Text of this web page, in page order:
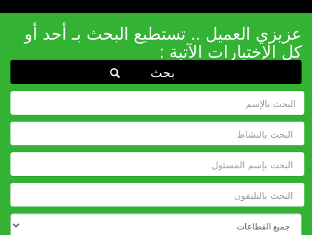
عزيزي العميل .. تستطيع البحث بـ أحد أو
كل الإختيارات الآتية :